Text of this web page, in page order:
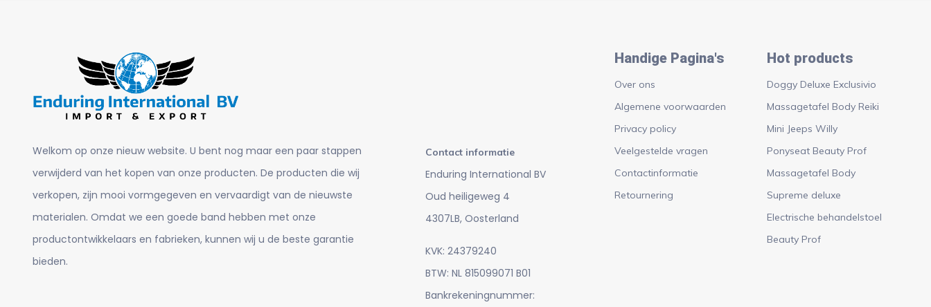
Welkom op onze nieuw website. U bent nog maar een paar stappen
verwijderd van het kopen van onze producten. De producten die wij
verkopen, zijn mooi vormgegeven en vervaardigt van de nieuwste
materialen. Omdat we een goede band hebben met onze
productontwikkelaars en fabrieken, kunnen wij u de beste garantie
bieden.
Contact informatie
Enduring International BV
Oud heiligeweg 4
4307LB, Oosterland
KVK: 24379240
BTW: NL 815099071 B01
Bankrekeningnummer:
Handige Pagina's
Over ons
Algemene voorwaarden
Privacy policy
Veelgestelde vragen
Contactinformatie
Retournering
Hot products
Doggy Deluxe Exclusivio
Massagetafel Body Reiki
Mini Jeeps Willy
Ponyseat Beauty Prof
Massagetafel Body
Supreme deluxe
Electrische behandelstoel
Beauty Prof